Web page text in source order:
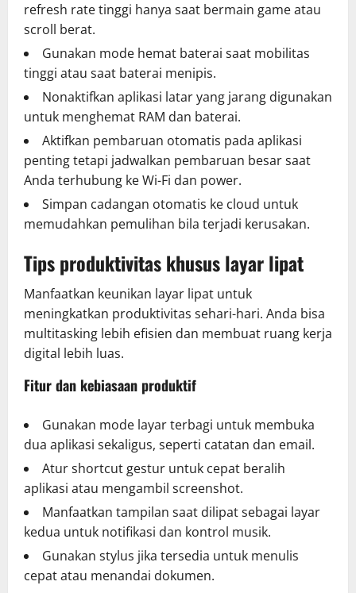
refresh rate tinggi hanya saat bermain game atau
scroll berat.
Gunakan mode hemat baterai saat mobilitas
tinggi atau saat baterai menipis.
Nonaktifkan aplikasi latar yang jarang digunakan
untuk menghemat RAM dan baterai.
Aktifkan pembaruan otomatis pada aplikasi
penting tetapi jadwalkan pembaruan besar saat
Anda terhubung ke Wi-Fi dan power.
Simpan cadangan otomatis ke cloud untuk
memudahkan pemulihan bila terjadi kerusakan.
Tips produktivitas khusus layar lipat
Manfaatkan keunikan layar lipat untuk
meningkatkan produktivitas sehari-hari. Anda bisa
multitasking lebih efisien dan membuat ruang kerja
digital lebih luas.
Fitur dan kebiasaan produktif
Gunakan mode layar terbagi untuk membuka
dua aplikasi sekaligus, seperti catatan dan email.
Atur shortcut gestur untuk cepat beralih
aplikasi atau mengambil screenshot.
Manfaatkan tampilan saat dilipat sebagai layar
kedua untuk notifikasi dan kontrol musik.
Gunakan stylus jika tersedia untuk menulis
cepat atau menandai dokumen.